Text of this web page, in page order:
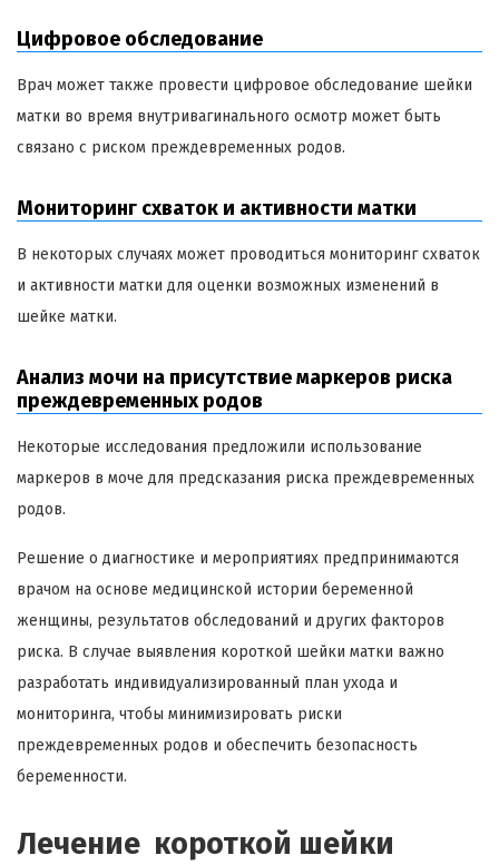
Цифровое обследование
Врач может также провести цифровое обследование шейки
матки во время внутривагинального осмотр может быть
связано с риском преждевременных родов.
Мониторинг схваток и активности матки
В некоторых случаях может проводиться мониторинг схваток
и активности матки для оценки возможных изменений в
шейке матки.
Анализ мочи на присутствие маркеров риска
преждевременных родов
Некоторые исследования предложили использование
маркеров в моче для предсказания риска преждевременных
родов.
Решение о диагностике и мероприятиях предпринимаются
врачом на основе медицинской истории беременной
женщины, результатов обследований и других факторов
риска. В случае выявления короткой шейки матки важно
разработать индивидуализированный план ухода и
мониторинга, чтобы минимизировать риски
преждевременных родов и обеспечить безопасность
беременности.
Лечение короткой шейки